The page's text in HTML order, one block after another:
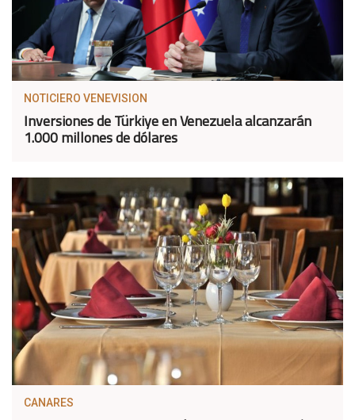
NOTICIERO VENEVISION
Inversiones de Türkiye en Venezuela alcanzarán
1.000 millones de dólares
CANARES